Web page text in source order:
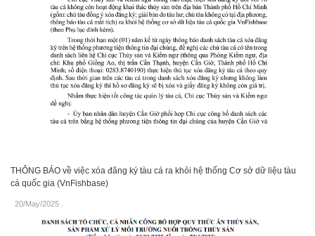
THÔNG BÁO về việc xóa đăng ký tàu cá ra khỏi hệ thống Cơ sở dữ liệu tàu
cá quốc gia (VnFishbase)
20/May/2025